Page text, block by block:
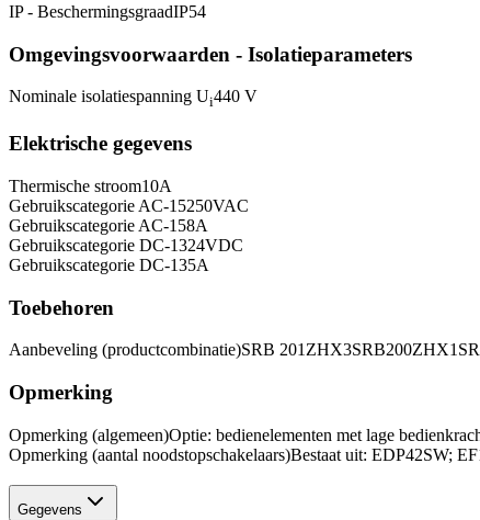
IP - BeschermingsgraadIP54
Omgevingsvoorwaarden - Isolatieparameters
Nominale isolatiespanning Ui440 V
Elektrische gegevens
Thermische stroom10A
Gebruikscategorie AC-15250VAC
Gebruikscategorie AC-158A
Gebruikscategorie DC-1324VDC
Gebruikscategorie DC-135A
Toebehoren
Aanbeveling (productcombinatie)SRB 201ZHX3SRB200ZHX1
Opmerking
Opmerking (algemeen)Optie: bedienelementen met lage
Opmerking (aantal noodstopschakelaars)Bestaat uit: EDP42SW;
Gegevens